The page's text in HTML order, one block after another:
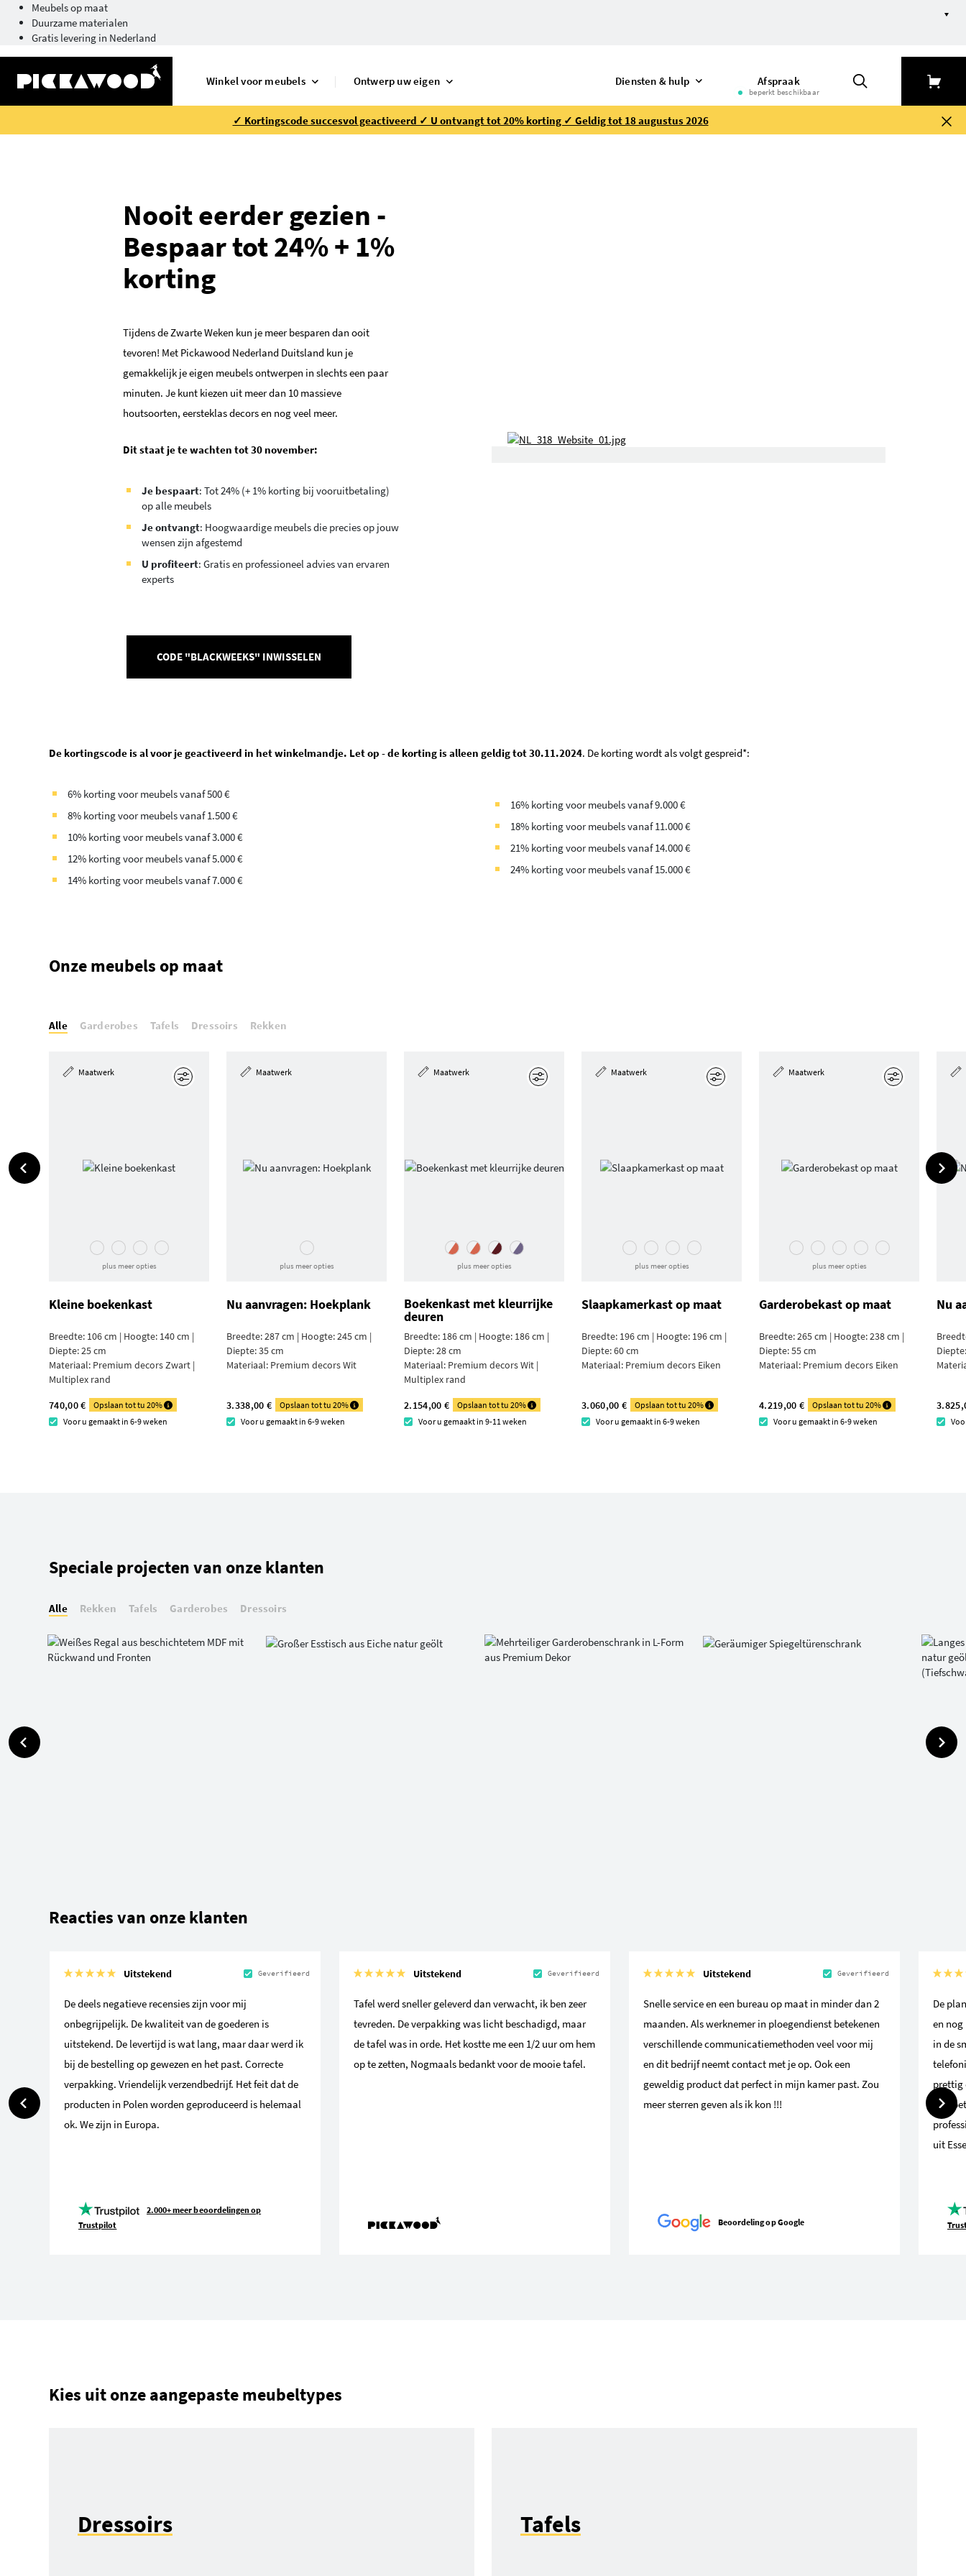
Meubels op maat
Duurzame materialen
Gratis levering in Nederland
Winkel voor meubels Ontwerp uw eigen Diensten & hulp Afspraak
beperkt beschikbaar
✓ Kortingscode succesvol geactiveerd ✓ U ontvangt tot 20% korting ✓ Geldig tot 18 augustus 2026
Nooit eerder gezien -
Bespaar tot 24% + 1%
korting
Tijdens de Zwarte Weken kun je meer besparen dan ooit
tevoren! Met Pickawood Nederland Duitsland kun je
gemakkelijk je eigen meubels ontwerpen in slechts een paar
minuten. Je kunt kiezen uit meer dan 10 massieve
houtsoorten, eersteklas decors en nog veel meer.
Dit staat je te wachten tot 30 november:
Je bespaart: Tot 24% (+ 1% korting bij vooruitbetaling)
op alle meubels
Je ontvangt: Hoogwaardige meubels die precies op jouw
wensen zijn afgestemd
U profiteert: Gratis en professioneel advies van ervaren
experts
CODE "BLACKWEEKS" INWISSELEN
De kortingscode is al voor je geactiveerd in het winkelmandje. Let op - de korting is alleen geldig tot 30.11.2024. De korting wordt als volgt gespreid*:
6% korting voor meubels vanaf 500 €
8% korting voor meubels vanaf 1.500 €
10% korting voor meubels vanaf 3.000 €
12% korting voor meubels vanaf 5.000 €
14% korting voor meubels vanaf 7.000 €
16% korting voor meubels vanaf 9.000 €
18% korting voor meubels vanaf 11.000 €
21% korting voor meubels vanaf 14.000 €
24% korting voor meubels vanaf 15.000 €
Onze meubels op maat
Alle Garderobes Tafels Dressoirs Rekken
Maatwerk
plus meer opties
Kleine boekenkast
Breedte: 106 cm | Hoogte: 140 cm |
Diepte: 25 cm
Materiaal: Premium decors Zwart |
Multiplex rand
740,00 €
Opslaan tot tu 20%
Voor u gemaakt in 6-9 weken
Maatwerk
plus meer opties
Nu aanvragen: Hoekplank
Breedte: 287 cm | Hoogte: 245 cm |
Diepte: 35 cm
Materiaal: Premium decors Wit
3.338,00 €
Opslaan tot tu 20%
Voor u gemaakt in 6-9 weken
Maatwerk
plus meer opties
Boekenkast met kleurrijke
deuren
Breedte: 186 cm | Hoogte: 186 cm |
Diepte: 28 cm
Materiaal: Premium decors Wit |
Multiplex rand
2.154,00 €
Opslaan tot tu 20%
Voor u gemaakt in 9-11 weken
Maatwerk
plus meer opties
Slaapkamerkast op maat
Breedte: 196 cm | Hoogte: 196 cm |
Diepte: 60 cm
Materiaal: Premium decors Eiken
3.060,00 €
Opslaan tot tu 20%
Voor u gemaakt in 6-9 weken
Maatwerk
plus meer opties
Garderobekast op maat
Breedte: 265 cm | Hoogte: 238 cm |
Diepte: 55 cm
Materiaal: Premium decors Eiken
4.219,00 €
Opslaan tot tu 20%
Voor u gemaakt in 6-9 weken
Nu
Speciale projecten van onze klanten
Alle Rekken Tafels Garderobes Dressoirs
Reacties van onze klanten
Uitstekend Geverifieerd
De deels negatieve recensies zijn voor mij
onbegrijpelijk. De kwaliteit van de goederen is
uitstekend. De levertijd is wat lang, maar daar werd ik
bij de bestelling op gewezen en het past. Correcte
verpakking. Vriendelijk verzendbedrijf. Het feit dat de
producten in Polen worden geproduceerd is helemaal
ok. We zijn in Europa.
2.000+ meer beoordelingen op
Trustpilot
Uitstekend Geverifieerd
Tafel werd sneller geleverd dan verwacht, ik ben zeer
tevreden. De verpakking was licht beschadigd, maar
de tafel was in orde. Het kostte me een 1/2 uur om hem
op te zetten, Nogmaals bedankt voor de mooie tafel.
Uitstekend Geverifieerd
Snelle service en een bureau op maat in minder dan 2
maanden. Als werknemer in ploegendienst betekenen
verschillende communicatiemethoden veel voor mij
en dit bedrijf neemt contact met je op. Ook een
geweldig product dat perfect in mijn kamer past. Zou
meer sterren geven als ik kon !!!
Beoordeling op Google
De
en
in de
prettig
uit
Kies uit onze aangepaste meubeltypes
Dressoirs Tafels